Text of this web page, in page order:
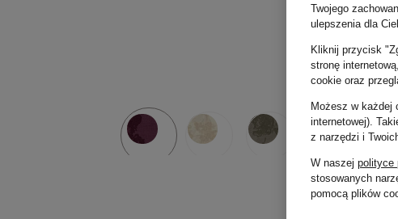
Twojego
ulepszenia dla
Kliknij przycisk
stronę
cookie oraz
Możesz w każdej
internetowej).
z narzędzi i
W naszej polityce
stosowanych
pomocą plików